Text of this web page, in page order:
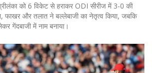
को 6 विकेट से हराकर ODI सीरीज में 3-0 की
फाखर और तलात ने बल्लेबाजी का नेतृत्व किया, जबकि
गेंदबाजी में नाम बनाया।